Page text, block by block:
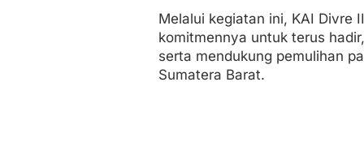
Melalui kegiatan ini, KAI Divre
komitmennya untuk terus
serta mendukung pemulihan
Sumatera Barat.